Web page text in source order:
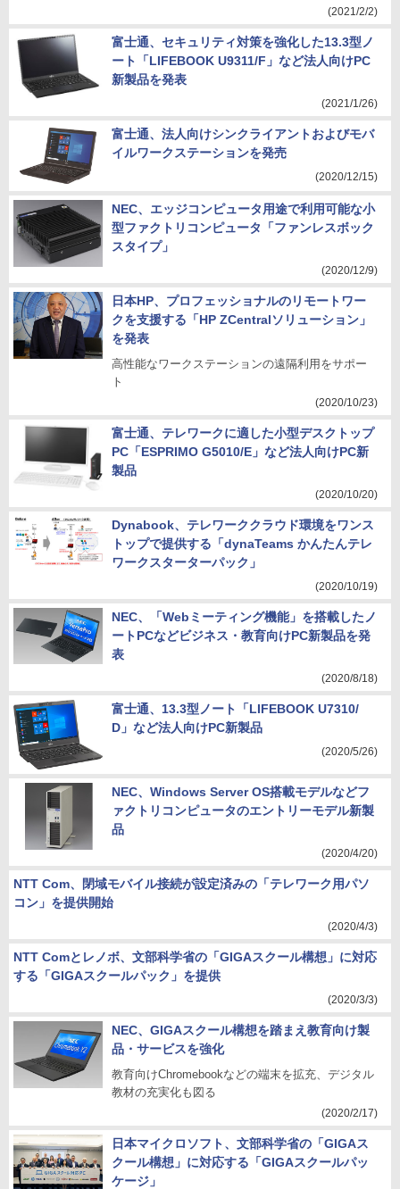
(2021/2/2)
富士通、セキュリティ対策を強化した13.3型ノ
ート「LIFEBOOK U9311/F」など法人向けPC
新製品を発表
(2021/1/26)
富士通、法人向けシンクライアントおよびモバ
イルワークステーションを発売
(2020/12/15)
NEC、エッジコンピュータ用途で利用可能な小
型ファクトリコンピュータ「ファンレスボック
スタイプ」
(2020/12/9)
日本HP、プロフェッショナルのリモートワー
クを支援する「HP ZCentralソリューション」
を発表
高性能なワークステーションの遠隔利用をサポー
ト
(2020/10/23)
富士通、テレワークに適した小型デスクトップ
PC「ESPRIMO G5010/E」など法人向けPC新
製品
(2020/10/20)
Dynabook、テレワーククラウド環境をワンス
トップで提供する「dynaTeams かんたんテレ
ワークスターターパック」
(2020/10/19)
NEC、「Webミーティング機能」を搭載したノ
ートPCなどビジネス・教育向けPC新製品を発
表
(2020/8/18)
富士通、13.3型ノート「LIFEBOOK U7310/
D」など法人向けPC新製品
(2020/5/26)
NEC、Windows Server OS搭載モデルなどフ
ァクトリコンピュータのエントリーモデル新製
品
(2020/4/20)
NTT Com、閉域モバイル接続が設定済みの「テレワーク用パソ
コン」を提供開始
(2020/4/3)
NTT Comとレノボ、文部科学省の「GIGAスクール構想」に対応
する「GIGAスクールパック」を提供
(2020/3/3)
NEC、GIGAスクール構想を踏まえ教育向け製
品・サービスを強化
教育向けChromebookなどの端末を拡充、デジタル
教材の充実化も図る
(2020/2/17)
日本マイクロソフト、文部科学省の「GIGAス
クール構想」に対応する「GIGAスクールパッ
ケージ」